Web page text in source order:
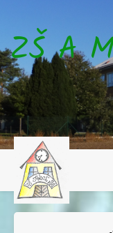
ZŠ A